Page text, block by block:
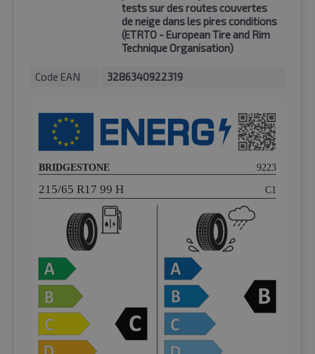
tests sur des routes couvertes
de neige dans les pires conditions
(ETRTO - European Tire and Rim
Technique Organisation)
Code EAN 3286340922319